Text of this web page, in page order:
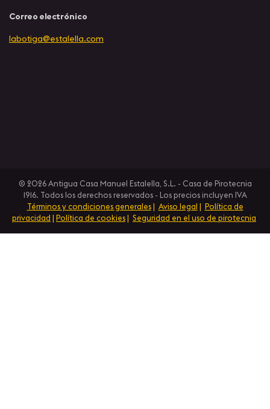
Correo electrónico
labotiga@estalella.com
© 2026 Antigua Casa Manuel Estalella, S.L. - Casa de Pirotecnia
1916. Todos los derechos reservados - Los precios incluyen IVA
Términos y condiciones generales | Aviso legal | Política de
privacidad | Política de cookies| Seguridad en el uso de pirotecnia